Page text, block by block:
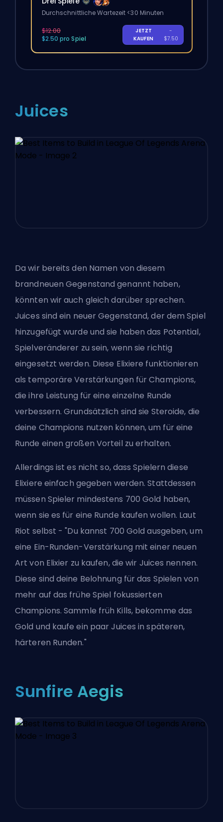
Durchschnittliche Wartezeit <30 Minuten
$12.00
$2.50 pro Spiel
JETZT
KAUFEN
-
$7.50
Juices
Da wir bereits den Namen von diesem
brandneuen Gegenstand genannt haben,
könnten wir auch gleich darüber sprechen.
Juices sind ein neuer Gegenstand, der dem Spiel
hinzugefügt wurde und sie haben das Potential,
Spielveränderer zu sein, wenn sie richtig
eingesetzt werden. Diese Elixiere funktionieren
als temporäre Verstärkungen fürChampions,
die ihre Leistung für eine einzelne Runde
verbessern. Grundsätzlich sind sie Steroide, die
deine Champions nutzen können, um für eine
Runde einen großen Vorteil zu erhalten.
Allerdings ist es nicht so, dass Spielern diese
Elixiere einfach gegeben werden. Stattdessen
müssen Spieler mindestens 700 Gold haben,
wenn sie es für eine Runde kaufen wollen. Laut
Riot selbst - "Du kannst 700 Gold ausgeben, um
eine Ein-Runden-Verstärkung mit einer neuen
Art von Elixier zu kaufen, die wir Juices nennen.
Diese sind deine Belohnung für das Spielen von
mehr auf das frühe Spiel fokussierten
Champions. Sammle früh Kills, bekomme das
Gold und kaufe ein paar Juices in späteren,
härteren Runden."
Sunfire Aegis